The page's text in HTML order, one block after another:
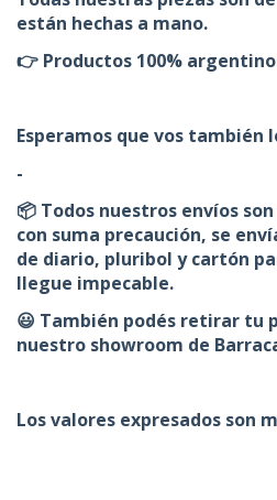
están hechas a mano.
👉 Productos 100%
Esperamos que vos
-
📦 Todos nuestros envíos
con suma precaución, se
de diario, pluribol y cartón
llegue impecable.
😃 También podés retirar tu
nuestro showroom de
Los valores expresados son